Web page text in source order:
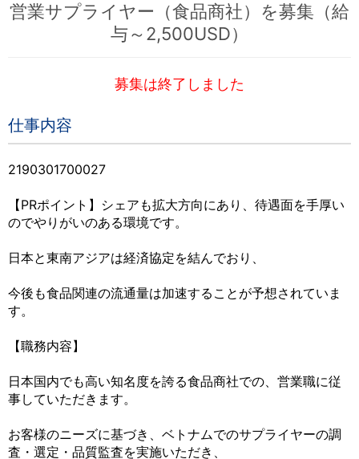
営業サプライヤー（食品商社）を募集（給
与～2,500USD）
募集は終了しました
仕事内容
2190301700027
【PRポイント】シェアも拡大方向にあり、待遇面を手厚い
のでやりがいのある環境です。
日本と東南アジアは経済協定を結んでおり、
今後も食品関連の流通量は加速することが予想されていま
す。
【職務内容】
日本国内でも高い知名度を誇る食品商社での、営業職に従
事していただきます。
お客様のニーズに基づき、ベトナムでのサプライヤーの調
査・選定・品質監査を実施いただき、